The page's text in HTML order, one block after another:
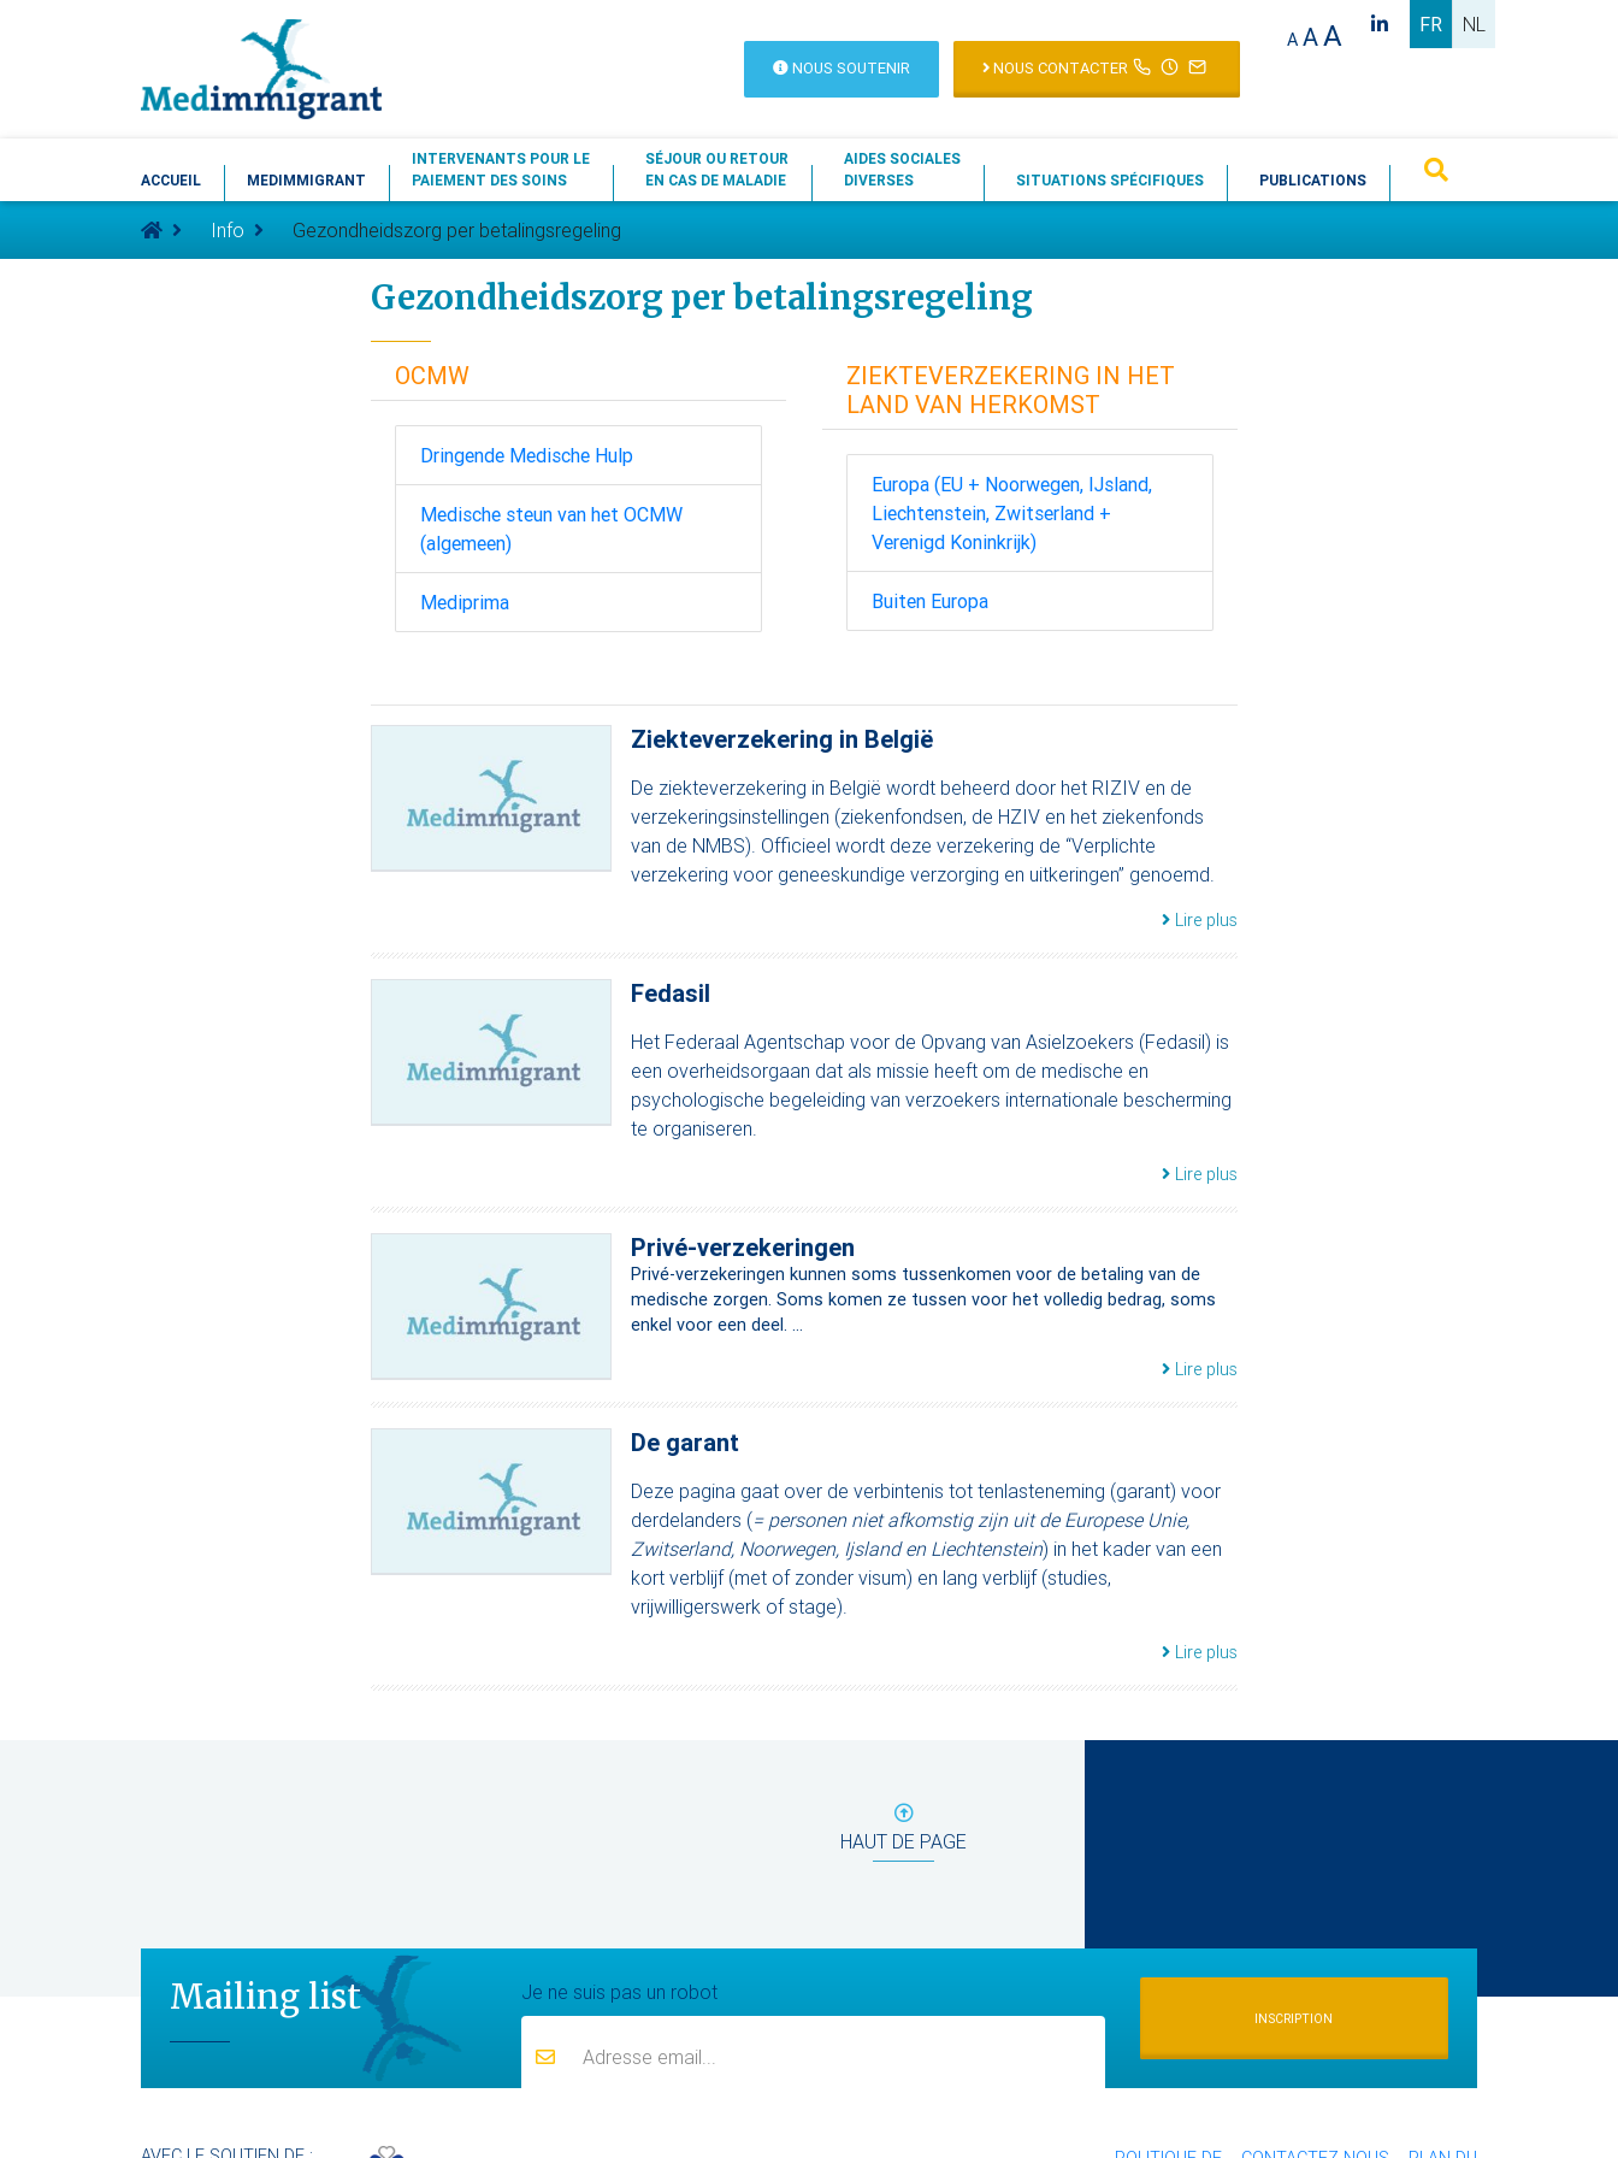
NOUS SOUTENIR NOUS CONTACTER
A AA FR NL
ACCUEIL MEDIMMIGRANT
INTERVENANTS POUR LE
PAIEMENT DES SOINS
SÉJOUR OU RETOUR
EN CAS DE MALADIE
AIDES SOCIALES
DIVERSES
SITUATIONS SPÉCIFIQUES PUBLICATIONS
Info Gezondheidszorg per betalingsregeling
Gezondheidszorg per betalingsregeling
OCMW
Dringende Medische Hulp
Medische steun van het OCMW
(algemeen)
Mediprima
ZIEKTEVERZEKERING IN HET
LAND VAN HERKOMST
Europa (EU + Noorwegen, IJsland,
Liechtenstein, Zwitserland +
Verenigd Koninkrijk)
Buiten Europa
Ziekteverzekering in België
De ziekteverzekering in België wordt beheerd door het RIZIV en de
verzekeringsinstellingen (ziekenfondsen, de HZIV en het ziekenfonds
van de NMBS). Officieel wordt deze verzekering de “Verplichte
verzekering voor geneeskundige verzorging en uitkeringen” genoemd.
Lire plus
Fedasil
Het Federaal Agentschap voor de Opvang van Asielzoekers (Fedasil) is
een overheidsorgaan dat als missie heeft om de medische en
psychologische begeleiding van verzoekers internationale bescherming
te organiseren.
Lire plus
Privé-verzekeringen
Privé-verzekeringen kunnen soms tussenkomen voor de betaling van de
medische zorgen. Soms komen ze tussen voor het volledig bedrag, soms
enkel voor een deel. ...
Lire plus
De garant
Deze pagina gaat over de verbintenis tot tenlasteneming (garant) voor
derdelanders (= personen niet afkomstig zijn uit de Europese Unie,
Zwitserland, Noorwegen, Ijsland en Liechtenstein) in het kader van een
kort verblijf (met of zonder visum) en lang verblijf (studies,
vrijwilligerswerk of stage).
Lire plus
HAUT DE PAGE
Mailing list Je ne suis pas un robotMailing list
INSCRIPTION